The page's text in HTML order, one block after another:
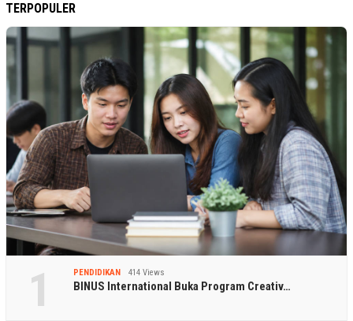
TERPOPULER
1 PENDIDIKAN 414 Views
BINUS International Buka Program Creativ…